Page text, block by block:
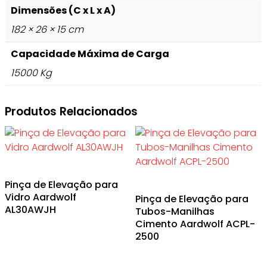
Dimensões (C x L x A)
182 × 26 × 15 cm
Capacidade Máxima de Carga
15000 Kg
Produtos Relacionados
Pinça de Elevação para
Vidro Aardwolf
AL30AWJH
Pinça de Elevação para
Tubos-Manilhas
Cimento Aardwolf ACPL-
2500